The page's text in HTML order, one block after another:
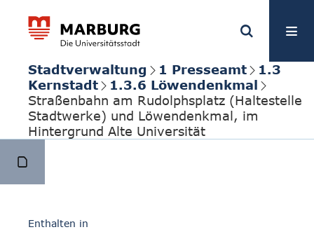
Stadtverwaltung 1 Presseamt
1.3
Kernstadt
1.3.6 Löwendenkmal
Straßenbahn am Rudolphsplatz (Haltestelle
Stadtwerke) und Löwendenkmal, im
Hintergrund Alte Universität
Enthalten in